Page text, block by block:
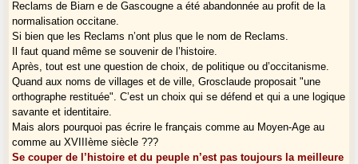
Reclams de Biarn e de Gascougne a été abandonnée au profit de la
normalisation occitane.
Si bien que les Reclams n’ont plus que le nom de Reclams.
Il faut quand même se souvenir de l’histoire.
Après, tout est une question de choix, de politique ou d’occitanisme.
Quand aux noms de villages et de ville, Grosclaude proposait "une
orthographe restituée". C’est un choix qui se défend et qui a une logique
savante et identitaire.
Mais alors pourquoi pas écrire le français comme au Moyen-Age au
comme au XVIIIème siècle ???
Se couper de l’histoire et du peuple n’est pas toujours la meilleure